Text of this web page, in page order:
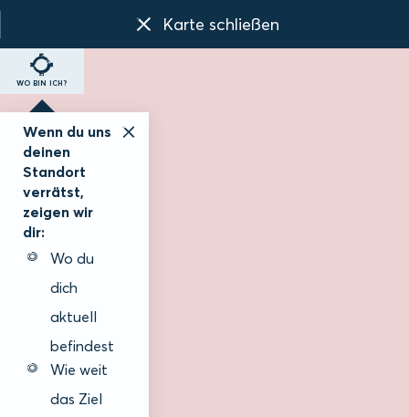
Karte schließen
WO BIN ICH?
Wenn du uns
deinen
Standort
verrätst,
zeigen wir
dir:
Wo du
dich
aktuell
befindest
Wie weit
das Ziel